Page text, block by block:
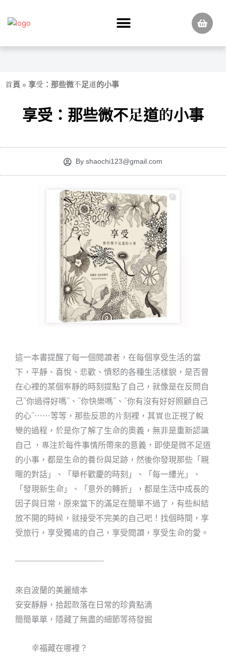
首頁» 享受：那些微不足道的小事
享受：那些微不足道的小事
By shaochi123@gmail.com
這一本書提醒了每一個閱讀者，在每個享受生活的當
下，平靜、喜悅、悲歡、憤怒的各種生活樣貌，是否曾
在心裡的某個寧靜的時刻提點了自己，就像是在反問自
己”你過得好嗎”、”你快樂嗎”、”你有沒有好好照顧自己
的心”⋯⋯等等，那些反思的片刻裡，其實也正視了蛻
變的過程，於是你了解了生命的奧義，無非是重新認識
自己 ，專注於每件事情所帶來的意義，即使是微不足道
的小事，都是生命的養份與足跡，然後你發現那些「親
暱的對話」、「舉杯歡慶的時刻」、「每一縷光」、
「發現新生命」、「意外的轉折」，都是生活中成長的
因子與日常，原來當下的滿足在簡單不過了，有些糾結
放不開的時候，就接受不完美的自己吧！找個時間，享
受旅行，享受獨處的自己，享受閱讀，享受生命的愛。
———————————
來自波蘭的美麗繪本
安安靜靜，拾起散落在日常的珍貴點滴
簡簡單單，隱藏了無盡的細節等待發掘
幸福藏在哪裡？